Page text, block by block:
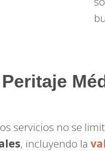
Peritaje
servicios no se
, incluyendo la